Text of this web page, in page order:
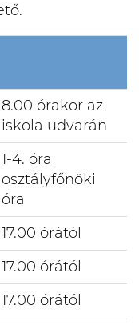
8.00 órakor az
iskola udvarán
1-4. óra
osztályfőnöki
óra
17.00 órától
17.00 órától
17.00 órától